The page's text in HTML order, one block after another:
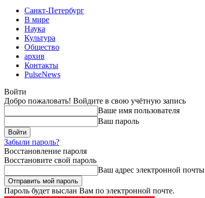
Санкт-Петербург
В мире
Наука
Культура
Общество
архив
Контакты
PulseNews
Войти
Добро пожаловать! Войдите в свою учётную запись
Ваше имя пользователя
Ваш пароль
Забыли пароль?
Восстановление пароля
Восстановите свой пароль
Ваш адрес электронной почты
Пароль будет выслан Вам по электронной почте.